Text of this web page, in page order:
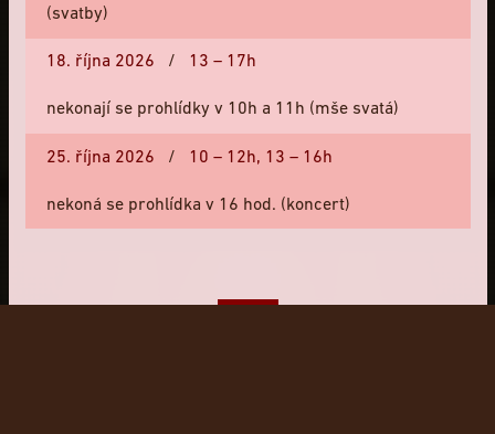
(svatby)
18. října 2026 / 13 – 17h
nekonají se prohlídky v 10h a 11h (mše svatá)
25. října 2026 / 10 – 12h, 13 – 16h
nekoná se prohlídka v 16 hod. (koncert)
PARTNEŘI